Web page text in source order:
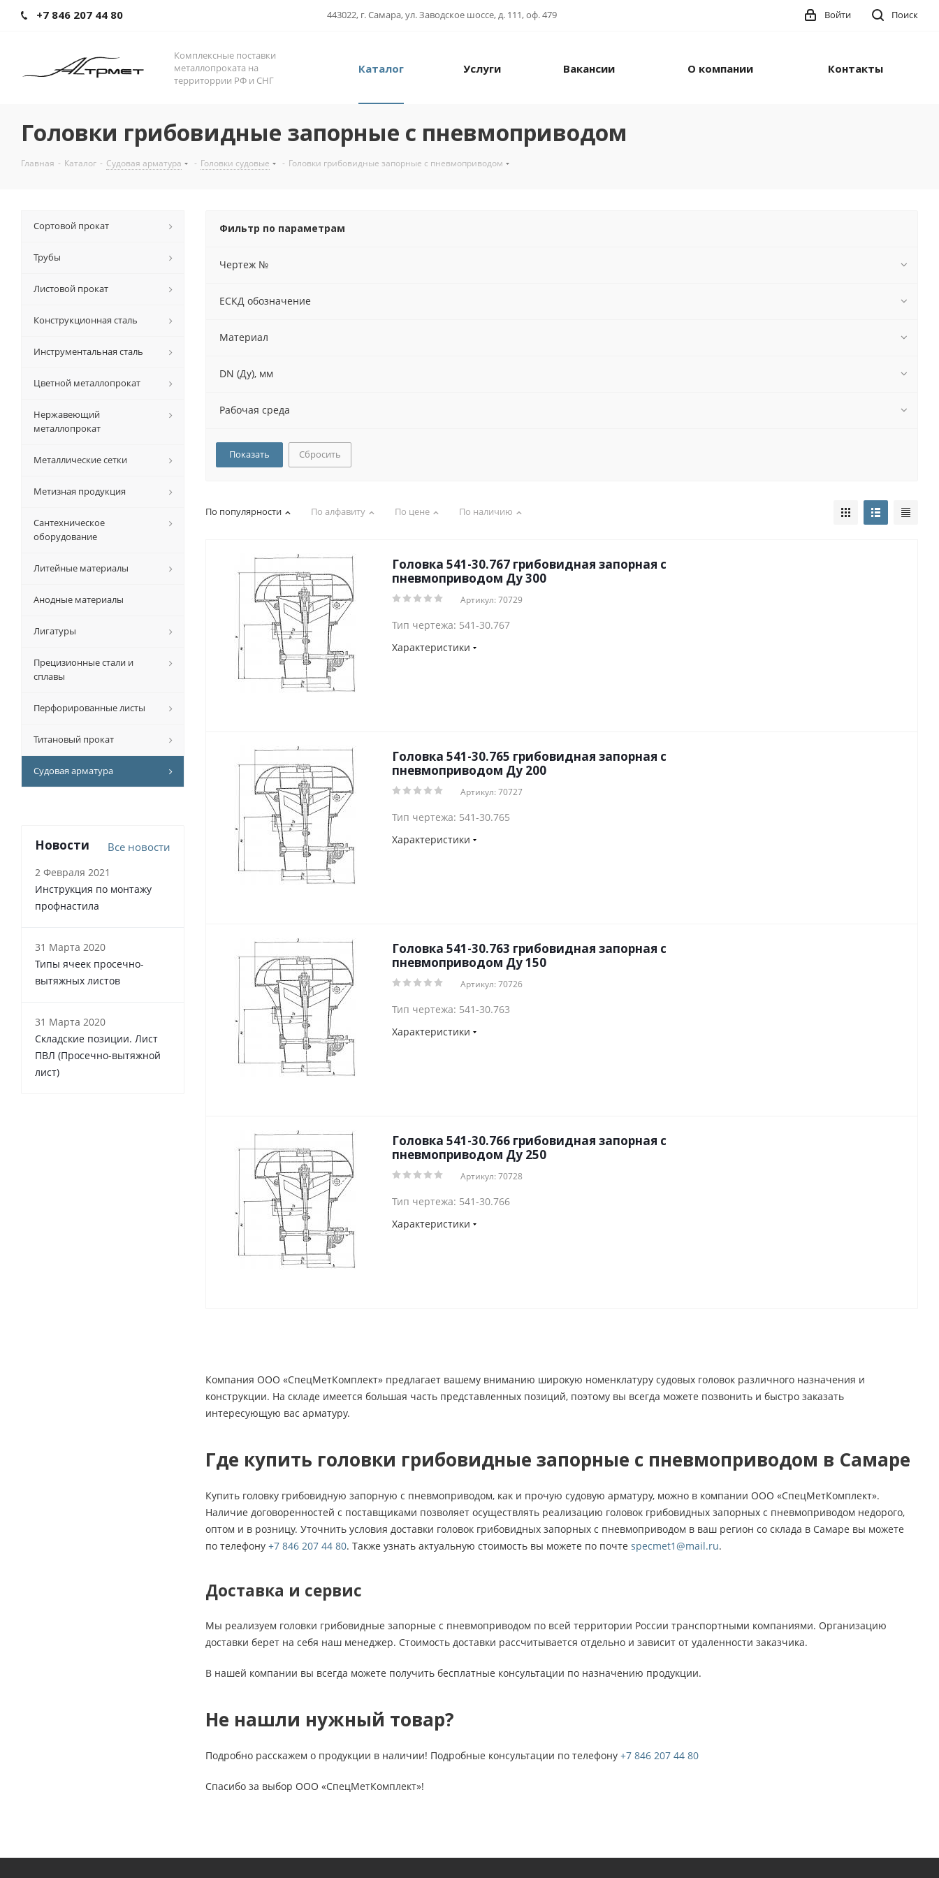
+7 846 207 44 80 443022, г. Самара, ул. Заводское шоссе, д. 111, оф. 479 Поиск
Войти
Комплексные поставки
металлопроката на
территоррии РФ и СНГ
Каталог Услуги Вакансии О компании Контакты
Головки грибовидные запорные с пневмоприводом
Главная - Каталог - Судовая арматура - Головки судовые - Головки грибовидные запорные с пневмоприводом
Фильтр по параметрам
Чертеж №
ЕСКД обозначение
Материал
DN (Ду), мм
Рабочая среда
Сбросить
По популярности По алфавиту По цене По наличию
Головка 541-30.767 грибовидная запорная с
пневмоприводом Ду 300
Артикул: 70729
Тип чертежа: 541-30.767
Характеристики
Головка 541-30.765 грибовидная запорная с
пневмоприводом Ду 200
Артикул: 70727
Тип чертежа: 541-30.765
Характеристики
Головка 541-30.763 грибовидная запорная с
пневмоприводом Ду 150
Артикул: 70726
Тип чертежа: 541-30.763
Характеристики
Головка 541-30.766 грибовидная запорная с
пневмоприводом Ду 250
Артикул: 70728
Тип чертежа: 541-30.766
Характеристики
Компания ООО «СпецМетКомплект» предлагает вашему вниманию широкую номенклатуру судовых головок различного назначения и
конструкции. На складе имеется большая часть представленных позиций, поэтому вы всегда можете позвонить и быстро заказать
интересующую вас арматуру.
Где купить головки грибовидные запорные с пневмоприводом в Самаре
Купить головку грибовидную запорную с пневмоприводом, как и прочую судовую арматуру, можно в компании ООО «СпецМетКомплект».
Наличие договоренностей с поставщиками позволяет осуществлять реализацию головок грибовидных запорных с пневмоприводом недорого,
оптом и в розницу. Уточнить условия доставки головок грибовидных запорных с пневмоприводом в ваш регион со склада в Самаре вы можете
по телефону +7 846 207 44 80. Также узнать актуальную стоимость вы можете по почте specmet1@mail.ru.
Доставка и сервис
Мы реализуем головки грибовидные запорные с пневмоприводом по всей территории России транспортными компаниями. Организацию
доставки берет на себя наш менеджер. Стоимость доставки рассчитывается отдельно и зависит от удаленности заказчика.
В нашей компании вы всегда можете получить бесплатные консультации по назначению продукции.
Не нашли нужный товар?
Подробно расскажем о продукции в наличии! Подробные консультации по телефону +7 846 207 44 80
Спасибо за выбор ООО «СпецМетКомплект»!
Сортовой прокат
Трубы
Листовой прокат
Конструкционная сталь
Инструментальная сталь
Цветной металлопрокат
Нержавеющий
металлопрокат
Металлические сетки
Метизная продукция
Сантехническое
оборудование
Литейные материалы
Анодные материалы
Лигатуры
Прецизионные стали и
сплавы
Перфорированные листы
Титановый прокат
Судовая арматура
Новости Все новости
2 Февраля 2021
Инструкция по монтажу
профнастила
31 Марта 2020
Типы ячеек просечно-
вытяжных листов
31 Марта 2020
Складские позиции. Лист
ПВЛ (Просечно-вытяжной
лист)